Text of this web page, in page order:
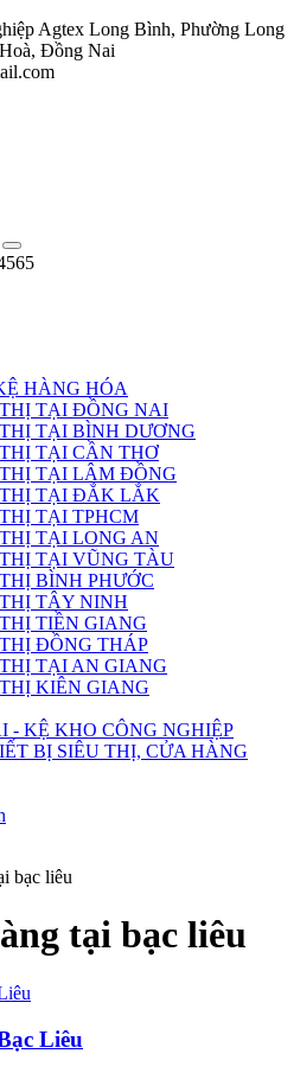
Agtex Long Bình, Phường Long
Đồng Nai
HÀNG HÓA
TẠI ĐỒNG NAI
TẠI BÌNH DƯƠNG
TẠI CẦN THƠ
TẠI LÂM ĐỒNG
TẠI ĐẮK LẮK
TẠI TPHCM
TẠI LONG AN
TẠI VŨNG TÀU
BÌNH PHƯỚC
TÂY NINH
TIỀN GIANG
ĐỒNG THÁP
TẠI AN GIANG
KIÊN GIANG
- KỆ KHO CÔNG NGHIỆP
BỊ SIÊU THỊ, CỬA HÀNG
bạc liêu
tại bạc liêu
Liêu